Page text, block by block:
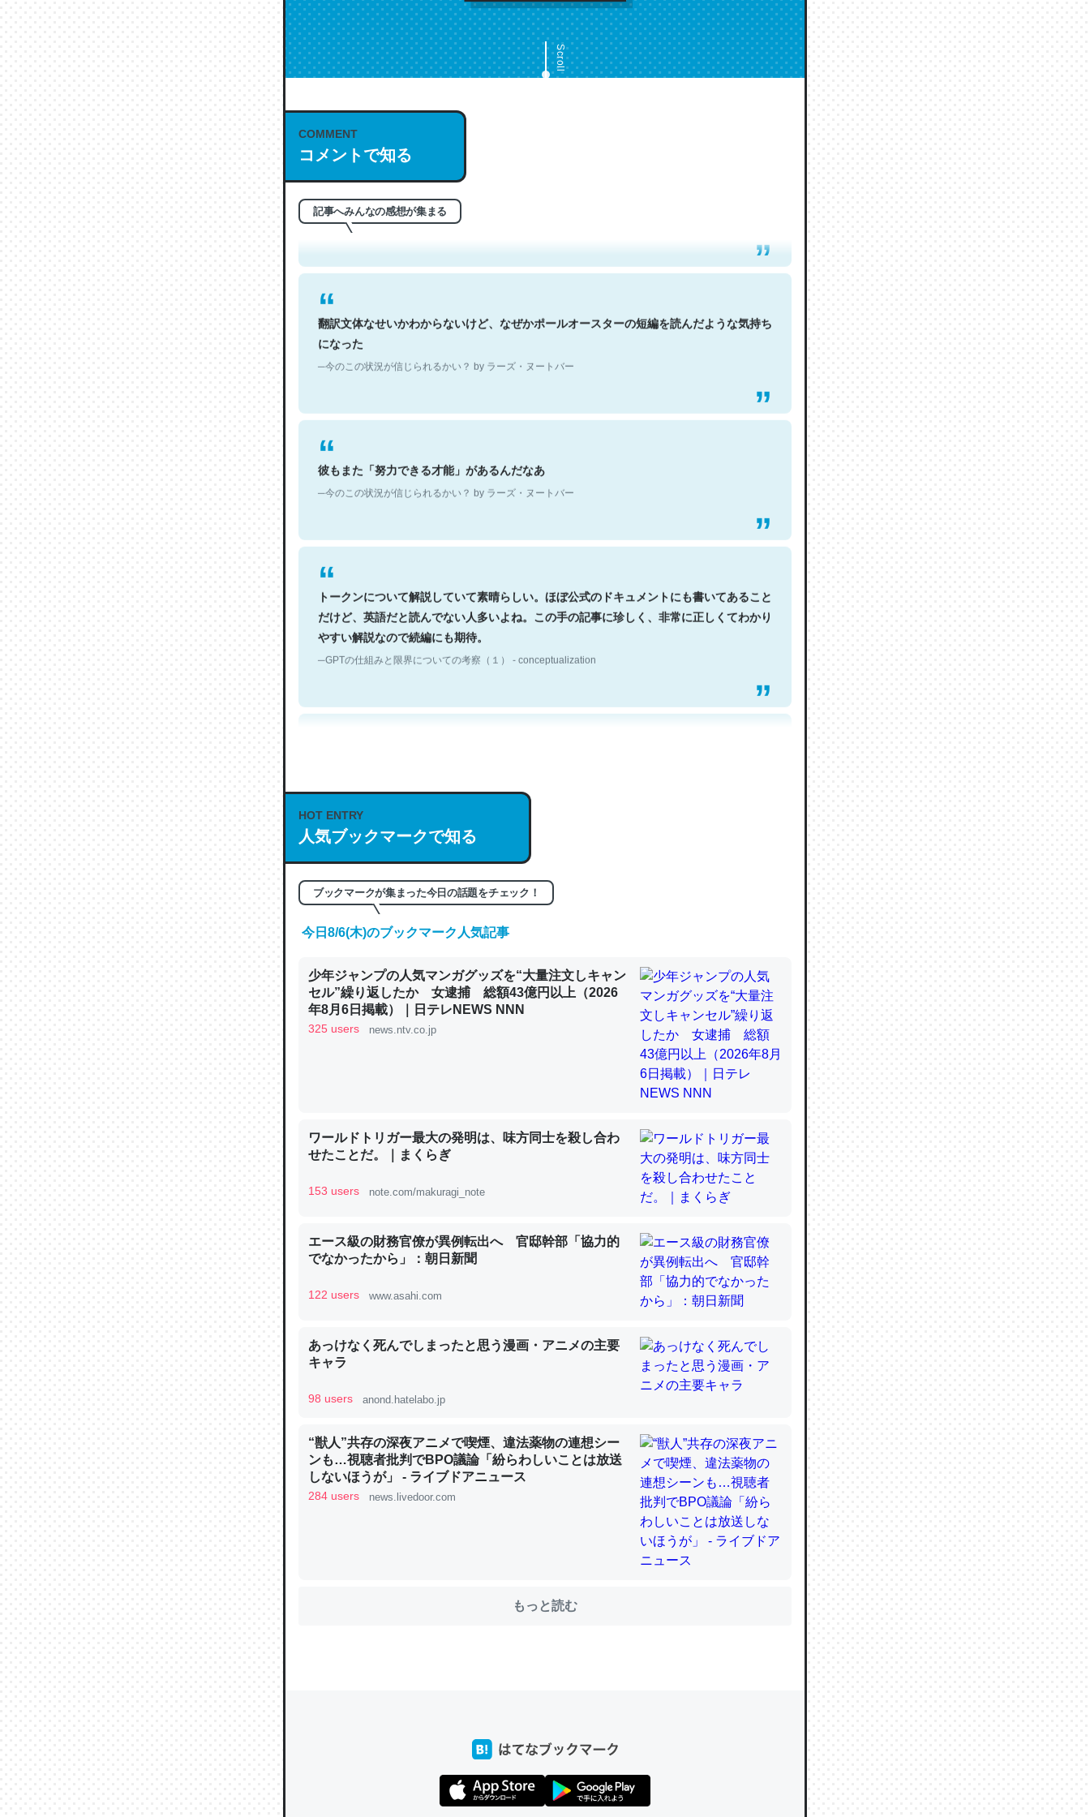
Scroll
COMMENT
コメントで知る
記事へみんなの感想が集まる
これは名文。彼はとてもクレバーなんだろうなと凄く思う。英語少しでも読める人は原文
もお勧め。自分はこの流れ好き。Let’s Fucking Go. Then Covid hit. Shit.
─今のこの状況が信じられるかい？ by ラーズ・ヌートバー
翻訳文体なせいかわからないけど、なぜかポールオースターの短編を読んだような気持ち
になった
─今のこの状況が信じられるかい？ by ラーズ・ヌートバー
彼もまた「努力できる才能」があるんだなあ
─今のこの状況が信じられるかい？ by ラーズ・ヌートバー
トークンについて解説していて素晴らしい。ほぼ公式のドキュメントにも書いてあること
だけど、英語だと読んでない人多いよね。この手の記事に珍しく、非常に正しくてわかり
やすい解説なので続編にも期待。
─GPTの仕組みと限界についての考察（１） - conceptualization
─GPTの仕組みと限界についての考察（１） - conceptualization
これは良記事。32768トークンだと英語小説100ページ分くらい。小説でいう「ずっと前
の伏線」は回収されないけど、短期記憶というには多い分量。進化すればするほど分かり
やすく強くなりそう
昆虫ってカルシウム少ないのか。知らんかった。調べたらコオロギのカルシウム分はエビ
論文では「淡水はカルシウムも酸素も不足してて両方に不利だから両方が拮抗してるので
チンを強化してる筈だが、酵素が違うのか？
─ニュース :: 【研究発表】昆虫学の大問題＝「昆虫はなぜ海にいないのか」に関する新仮説
これを元に考えるとカルシウムを大量に使う脊椎動物と貝類は苦労してるんだな…。腹足
類だと殻を無くしてナメクジになったり努力してるし。
ウチもEchoを実家に置いて４年。でたまに覗いてる。ぼちぼちRingも置こうかと画策
中。あと、Googleマップで位置情報を共有してる。電池残量や充電中かが分かるのでこ
を実質100倍以上に伸ばす効果があるはず……
HOT ENTRY
人気ブックマークで知る
ブックマークが集まった今日の話題をチェック！
今日8/6(木)のブックマーク人気記事
少年ジャンプの人気マンガグッズを“大量注文しキャン
セル”繰り返したか 女逮捕 総額43億円以上（2026
年8月6日掲載）｜日テレNEWS NNN
325 users news.ntv.co.jp
ワールドトリガー最大の発明は、味方同士を殺し合わ
せたことだ。｜まくらぎ
153 users note.com/makuragi_note
エース級の財務官僚が異例転出へ 官邸幹部「協力的
でなかったから」：朝日新聞
122 users www.asahi.com
あっけなく死んでしまったと思う漫画・アニメの主要
キャラ
98 users anond.hatelabo.jp
“獣人”共存の深夜アニメで喫煙、違法薬物の連想シー
ンも…視聴者批判でBPO議論「紛らわしいことは放送
しないほうが」 - ライブドアニュース
284 users news.livedoor.com
もっと読む